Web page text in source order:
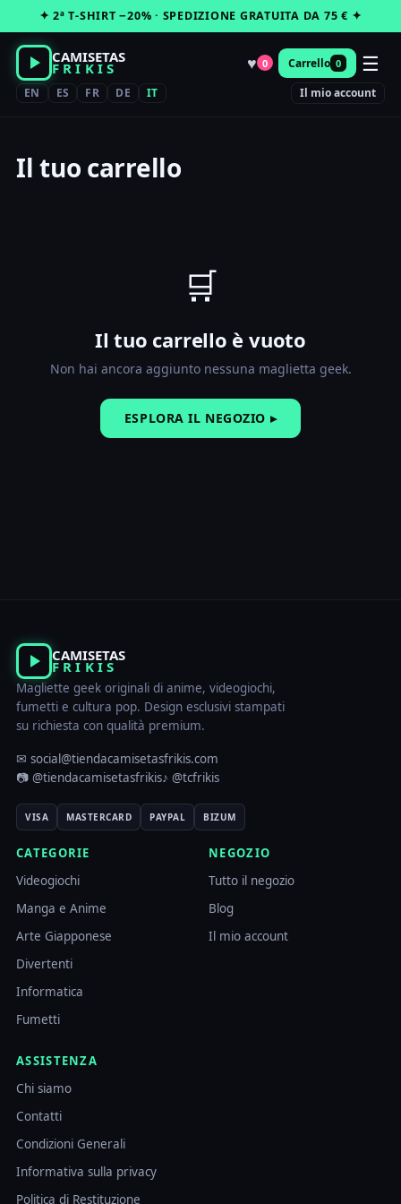
al
contenuto
✦ 2ª T-SHIRT −20% · SPEDIZIONE GRATUITA DA 75 € ✦
CAMISETAS
FRIKIS ♥ 0 Carrello 0 ☰
EN ES FR DE IT Il mio account
Il tuo carrello
🛒
Il tuo carrello è vuoto
Non hai ancora aggiunto nessuna maglietta geek.
ESPLORA IL NEGOZIO ▸
CAMISETAS
FRIKIS
Magliette geek originali di anime, videogiochi,
fumetti e cultura pop. Design esclusivi stampati
su richiesta con qualità premium.
✉ social@tiendacamisetasfrikis.com
📷 @tiendacamisetasfrikis♪ @tcfrikis
VISA MASTERCARD PAYPAL BIZUM
CATEGORIE
Videogiochi
Manga e Anime
Arte Giapponese
Divertenti
Informatica
Fumetti
NEGOZIO
Tutto il negozio
Blog
Il mio account
ASSISTENZA
Chi siamo
Contatti
Condizioni Generali
Informativa sulla privacy
Politica di Restituzione